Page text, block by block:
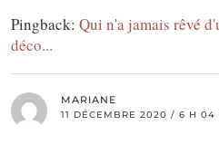
Pingback: Qui n'a jamais rêvé
déco...
MARIANE
11 DÉCEMBRE 2020 / 6 H 04